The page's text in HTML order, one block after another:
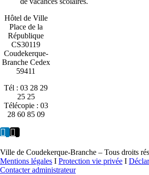
Hôtel de Ville
Place de la
République
CS30119
Coudekerque-
Branche Cedex
59411
Tél : 03 28 29
25 25
Télécopie : 03
28 60 85 09
Ville de Coudekerque-Branche – Tous droits
Mentions légales I Protection vie privée I
Contacter administrateur